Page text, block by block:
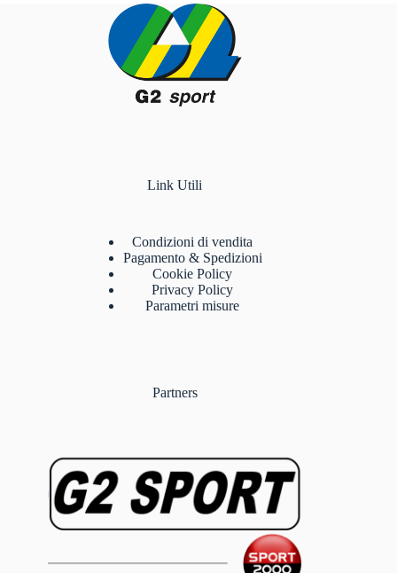
Link Utili
Condizioni di vendita
Pagamento & Spedizioni
Cookie Policy
Privacy Policy
Parametri misure
Partners